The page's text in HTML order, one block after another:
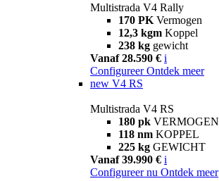
Multistrada V4 Rally
170 PK Vermogen
12,3 kgm Koppel
238 kg gewicht
Vanaf 28.590 € i
Configureer Ontdek meer
new V4 RS
Multistrada V4 RS
180 pk VERMOGEN
118 nm KOPPEL
225 kg GEWICHT
Vanaf 39.990 € i
Configureer nu Ontdek meer